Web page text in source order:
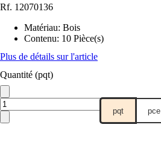
Rf. 12070136
Matériau: Bois
Contenu: 10 Pièce(s)
Plus de détails sur l'article
Quantité (pqt)
pqt pce